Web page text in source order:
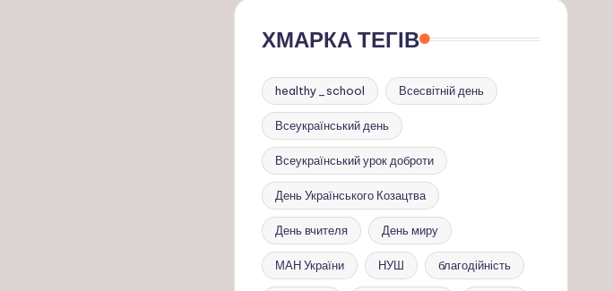
ХМАРКА ТЕГІВ
healthy_school Всесвітній день
Всеукраїнський день
Всеукраїнський урок доброти
День Українського Козацтва
День вчителя День миру
МАН України НУШ благодійність